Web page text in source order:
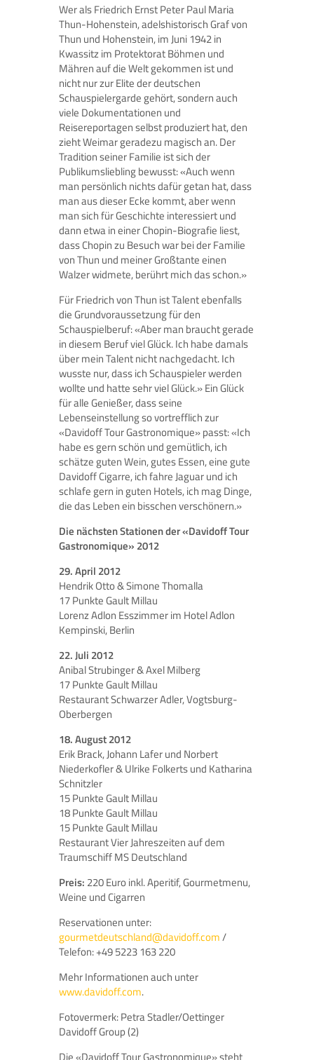
Wer als Friedrich Ernst Peter Paul Maria
Thun-Hohenstein, adelshistorisch Graf von
Thun und Hohenstein, im Juni 1942 in
Kwassitz im Protektorat Böhmen und
Mähren auf die Welt gekommen ist und
nicht nur zur Elite der deutschen
Schauspielergarde gehört, sondern auch
viele Dokumentationen und
Reisereportagen selbst produziert hat, den
zieht Weimar geradezu magisch an. Der
Tradition seiner Familie ist sich der
Publikumsliebling bewusst: «Auch wenn
man persönlich nichts dafür getan hat, dass
man aus dieser Ecke kommt, aber wenn
man sich für Geschichte interessiert und
dann etwa in einer Chopin-Biografie liest,
dass Chopin zu Besuch war bei der Familie
von Thun und meiner Großtante einen
Walzer widmete, berührt mich das schon.»
Für Friedrich von Thun ist Talent ebenfalls
die Grundvoraussetzung für den
Schauspielberuf: «Aber man braucht gerade
in diesem Beruf viel Glück. Ich habe damals
über mein Talent nicht nachgedacht. Ich
wusste nur, dass ich Schauspieler werden
wollte und hatte sehr viel Glück.» Ein Glück
für alle Genießer, dass seine
Lebenseinstellung so vortrefflich zur
«Davidoff Tour Gastronomique» passt: «Ich
habe es gern schön und gemütlich, ich
schätze guten Wein, gutes Essen, eine gute
Davidoff Cigarre, ich fahre Jaguar und ich
schlafe gern in guten Hotels, ich mag Dinge,
die das Leben ein bisschen verschönern.»
Die nächsten Stationen der «Davidoff Tour
Gastronomique» 2012
29. April 2012
Hendrik Otto & Simone Thomalla
17 Punkte Gault Millau
Lorenz Adlon Esszimmer im Hotel Adlon
Kempinski, Berlin
22. Juli 2012
Anibal Strubinger & Axel Milberg
17 Punkte Gault Millau
Restaurant Schwarzer Adler, Vogtsburg-
Oberbergen
18. August 2012
Erik Brack, Johann Lafer und Norbert
Niederkofler & Ulrike Folkerts und Katharina
Schnitzler
15 Punkte Gault Millau
18 Punkte Gault Millau
15 Punkte Gault Millau
Restaurant Vier Jahreszeiten auf dem
Traumschiff MS Deutschland
Preis: 220 Euro inkl. Aperitif, Gourmetmenu,
Weine und Cigarren
Reservationen unter:
gourmetdeutschland@davidoff.com/
Telefon: +49 5223 163 220
Mehr Informationen auch unter
www.davidoff.com.
Fotovermerk: Petra Stadler/Oettinger
Davidoff Group (2)
Die «Davidoff Tour Gastronomique» steht